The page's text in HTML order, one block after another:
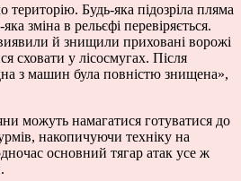
Будь-яка підозріла пляма
зміна в рельєфі перевіряється.
й знищили приховані ворожі
сховати у лісосмугах. Після
з машин була повністю знищена»,
можуть намагатися готуватися до
накопичуючи техніку на
основний тягар атак усе ж